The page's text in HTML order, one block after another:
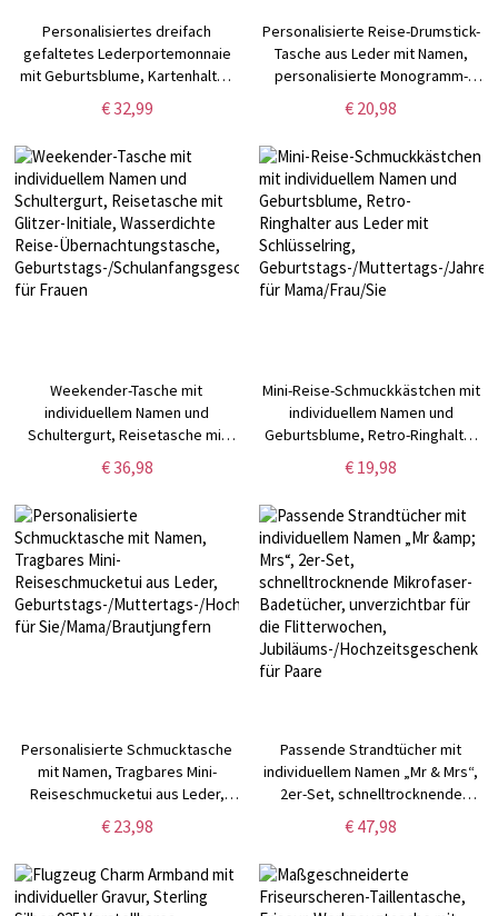
Personalisiertes dreifach
gefaltetes Lederportemonnaie
mit Geburtsblume, Kartenhalter,
Reiseaccessoires,
Geburtstags-/Weihnachtsgeschenk
€ 32,99
Personalisierte Reise-Drumstick-
Tasche aus Leder mit Namen,
personalisierte Monogramm-
Drumstick-Haltertasche,
Geburtstagsgeschenk für
€ 20,98
Weekender-Tasche mit
individuellem Namen und
Schultergurt, Reisetasche mit
Glitzer-Initiale, Wasserdichte
Reise-Übernachtungstasche,
Geburtstags-/Schulanfangsgeschenk
für Frauen
€ 36,98
Mini-Reise-Schmuckkästchen mit
individuellem Namen und
Geburtsblume, Retro-Ringhalter
aus Leder mit Schlüsselring,
Geburtstags-/Muttertags-/
€ 19,98
Personalisierte Schmucktasche
mit Namen, Tragbares Mini-
Reiseschmucketui aus Leder,
Geburtstags-/Muttertags-/Hochzeitsgeschenk
für Sie/Mama/Brautjungfern
€ 23,98
Passende Strandtücher mit
individuellem Namen „Mr & Mrs“,
2er-Set, schnelltrocknende
Mikrofaser-Badetücher,
unverzichtbar für die
Jubiläums-/Hochzeitsgeschenk
für Paare
€ 47,98